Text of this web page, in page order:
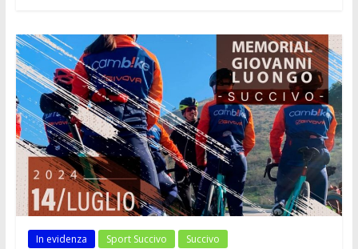
In evidenza Sport Succivo Succivo